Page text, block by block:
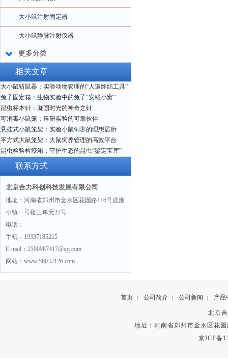
大小鼠注射固定器
大小鼠静脉注射仪器
更多分类
相关文章
大小鼠斩鼠器：实验动物管理的“人道终结工具”
兔子固定箱：生物实验中的兔子“安稳小窝”
昆虫标本针：凝固时光的神奇之针
可消毒小鼠笼：科研实验的可靠伙伴
悬挂式小鼠笼架：实验小鼠饲养的理想居所
平方式大鼠笼架：大鼠饲养管理的高效平台
昆虫检验检疫箱：守护生态的昆虫“鉴定宝库”
联系方式
北京合力科创科技发展有限公司
地址：河南省郑州市金水区花园路116号鹿港
小镇一号楼三单元22号
电话：
手机：19337185215
E-mail：2500987417@qq.com
网站：www.56032126.com
首页 | 公司简介 | 公司新闻 | 产品
北京
地址：河南省郑州市金水区花
京ICP备